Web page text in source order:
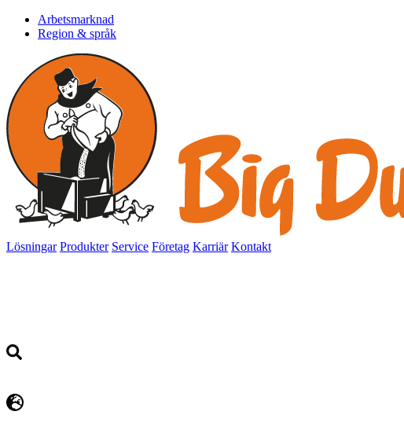
Arbetsmarknad
Region & språk
Lösningar Produkter Service Företag Karriär Kontakt